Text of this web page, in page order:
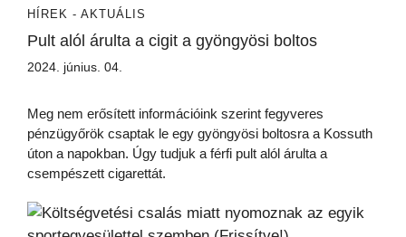
HÍREK - AKTUÁLIS
Pult alól árulta a cigit a gyöngyösi boltos
2024. június. 04.
Meg nem erősített információink szerint fegyveres
pénzügyőrök csaptak le egy gyöngyösi boltosra a Kossuth
úton a napokban. Úgy tudjuk a férfi pult alól árulta a
csempészett cigarettát.